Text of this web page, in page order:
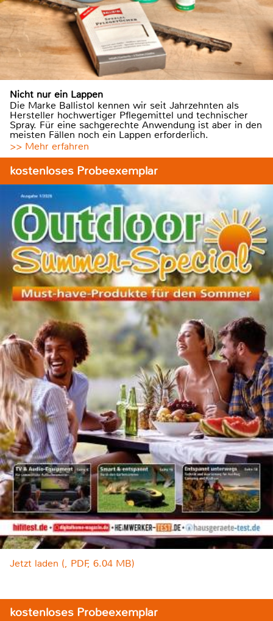
Nicht nur ein Lappen
Die Marke Ballistol kennen wir seit Jahrzehnten als
Hersteller hochwertiger Pflegemittel und technischer
Spray. Für eine sachgerechte Anwendung ist aber in den
meisten Fällen noch ein Lappen erforderlich.
>> Mehr erfahren
kostenloses Probeexemplar
Jetzt laden (, PDF, 6.04 MB)
kostenloses Probeexemplar